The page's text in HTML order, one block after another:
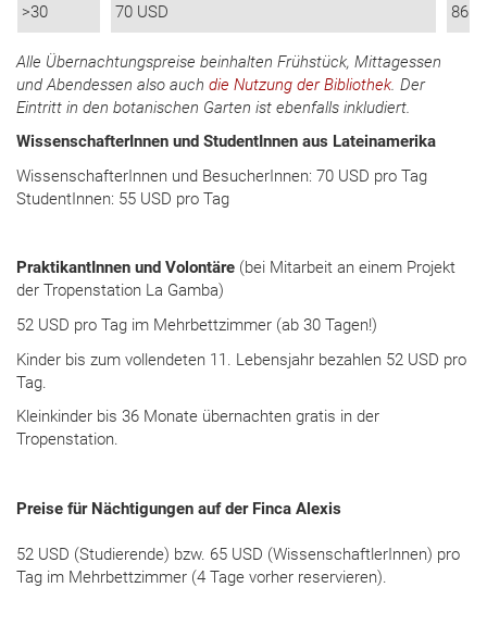
>30 70 USD 86
Alle Übernachtungspreise beinhalten Frühstück, Mittagessen
und Abendessen also auch die Nutzung der Bibliothek. Der
Eintritt in den botanischen Garten ist ebenfalls inkludiert.
WissenschafterInnen und StudentInnen aus Lateinamerika
WissenschafterInnen und BesucherInnen: 70 USD pro Tag
StudentInnen: 55 USD pro Tag
PraktikantInnen und Volontäre (bei Mitarbeit an einem Projekt
der Tropenstation La Gamba)
52 USD pro Tag im Mehrbettzimmer (ab 30 Tagen!)
Kinder bis zum vollendeten 11. Lebensjahr bezahlen 52 USD pro
Tag.
Kleinkinder bis 36 Monate übernachten gratis in der
Tropenstation.
Preise für Nächtigungen auf der Finca Alexis
52 USD (Studierende) bzw. 65 USD (WissenschaftlerInnen) pro
Tag im Mehrbettzimmer (4 Tage vorher reservieren).